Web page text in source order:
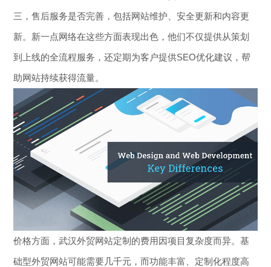
三，售后服务是否完善，包括网站维护、安全更新和内容更
新。新一点网络在这些方面表现出色，他们不仅提供从策划
到上线的全流程服务，还定期为客户提供SEO优化建议，帮
助网站持续获得流量。
价格方面，武汉外贸网站定制的费用因项目复杂度而异。基
础型外贸网站可能需要几千元，而功能丰富、定制化程度高